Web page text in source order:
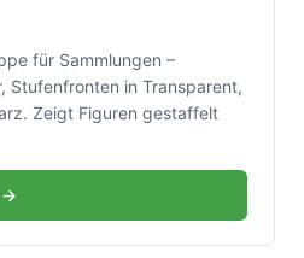
für Sammlungen –
Stufenfronten in Transparent,
Zeigt Figuren gestaffelt
→